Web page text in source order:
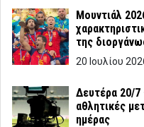
Μουντιάλ
της
20 Ιουλίου
Δευτέρα 20/7
αθλητικές
ημέρας